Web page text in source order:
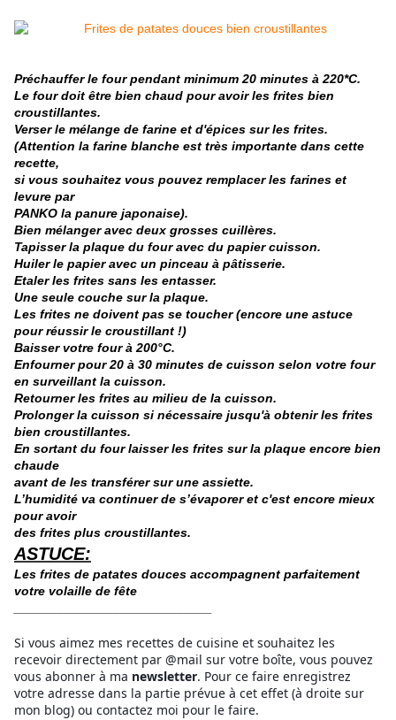
Préchauffer le four pendant minimum 20 minutes à 220*C.
Le four doit être bien chaud pour avoir les frites bien
croustillantes.
Verser le mélange de farine et d'épices sur les frites.
(Attention la farine blanche est très importante dans cette
recette,
si vous souhaitez vous pouvez remplacer les farines et
levure par
PANKO la panure japonaise).
Bien mélanger avec deux grosses cuillères.
Tapisser la plaque du four avec du papier cuisson.
Huiler le papier avec un pinceau à pâtisserie.
Etaler les frites sans les entasser.
Une seule couche sur la plaque.
Les frites ne doivent pas se toucher (encore une astuce
pour réussir le croustillant !)
Baisser votre four à 200°C.
Enfourner pour 20 à 30 minutes de cuisson selon votre four
en surveillant la cuisson.
Retourner les frites au milieu de la cuisson.
Prolonger la cuisson si nécessaire jusqu'à obtenir les frites
bien croustillantes.
En sortant du four laisser les frites sur la plaque encore bien
chaude
avant de les transférersur une assiette.
L’humidité va continuer de s’évaporer et c'est encore mieux
pour avoir
des frites plus croustillantes.
ASTUCE:
Les frites de patates douces accompagnent parfaitement
votre volaille de fête
Si vous aimez mes recettes de cuisine et souhaitez les
recevoir directement par @mail sur votre boîte, vous pouvez
vous abonner à ma newsletter. Pour ce faire enregistrez
votre adresse dans la partie prévue à cet effet (à droite sur
mon blog) ou contactez moi pour le faire.